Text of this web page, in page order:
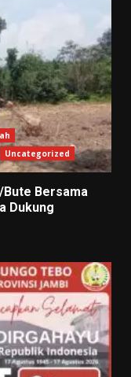
Uncategorized
Bute Bersama
Dukung